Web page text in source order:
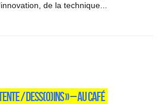
de la technique...
/ DESS(O)INS » – AU CAFÉ